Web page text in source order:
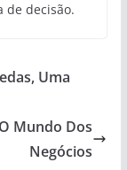
de decisão.
Uma
Mundo Dos
Negócios